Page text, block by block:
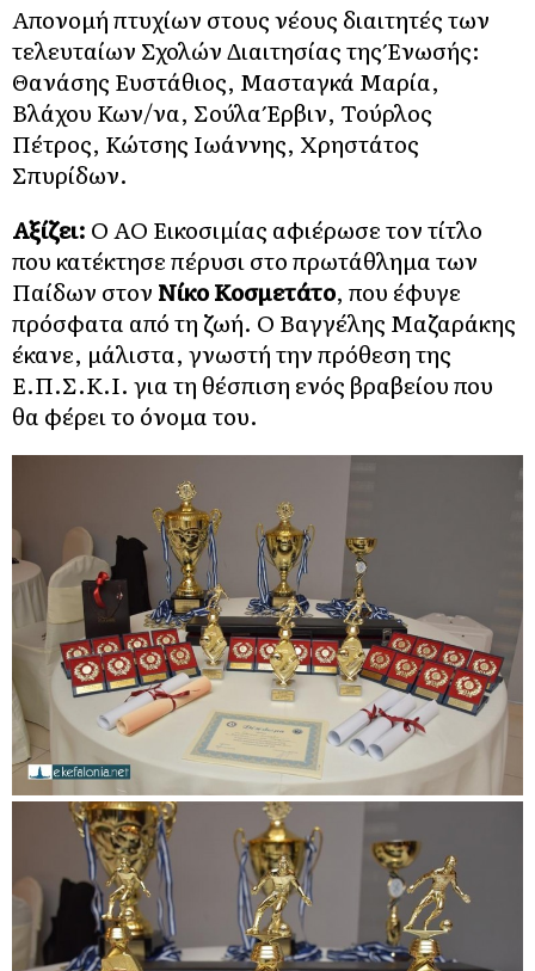
Απονομή πτυχίων στους νέους διαιτητές των
τελευταίων Σχολών Διαιτησίας της Ένωσής:
Θανάσης Ευστάθιος, Μασταγκά Μαρία,
Βλάχου Κων/να, Σούλα Έρβιν, Τούρλος
Πέτρος, Κώτσης Ιωάννης, Χρηστάτος
Σπυρίδων.
Αξίζει: Ο ΑΟ Εικοσιμίας αφιέρωσε τον τίτλο
που κατέκτησε πέρυσι στο πρωτάθλημα των
Παίδων στον Νίκο Κοσμετάτο, που έφυγε
πρόσφατα από τη ζωή. Ο Βαγγέλης Μαζαράκης
έκανε, μάλιστα, γνωστή την πρόθεση της
Ε.Π.Σ.Κ.Ι. για τη θέσπιση ενός βραβείου που
θα φέρει το όνομα του.